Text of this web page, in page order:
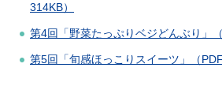
314KB）
第4回「野菜たっぷりベジどんぶり」
第5回「旬感ほっこりスイーツ」（PDF